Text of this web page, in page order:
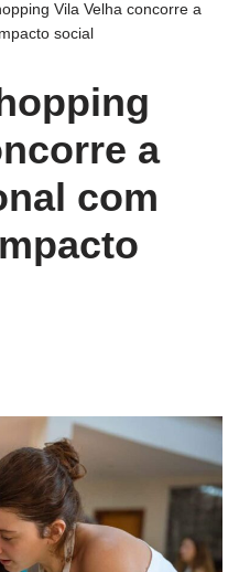
Vila Velha concorre a
social
a
com